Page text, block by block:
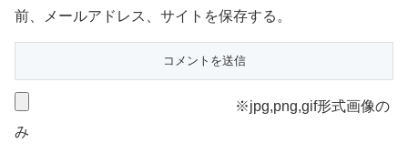
前、メールアドレス、サイトを保存する。
※jpg,png,gif形式画像の
み